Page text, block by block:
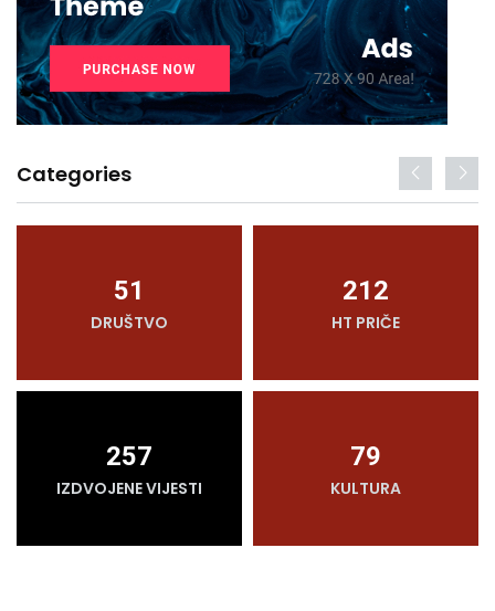
Categories
51
DRUŠTVO
212
HT PRIČE
257
IZDVOJENE VIJESTI
79
KULTURA